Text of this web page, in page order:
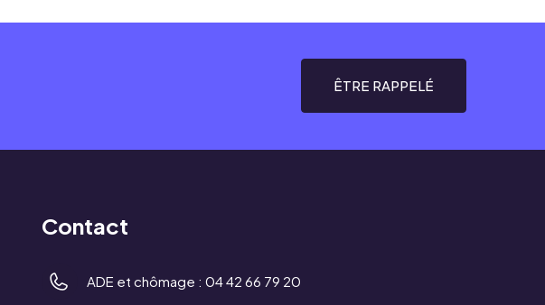
ÊTRE RAPPELÉ
Contact
ADE et chômage : 04 42 66 79 20